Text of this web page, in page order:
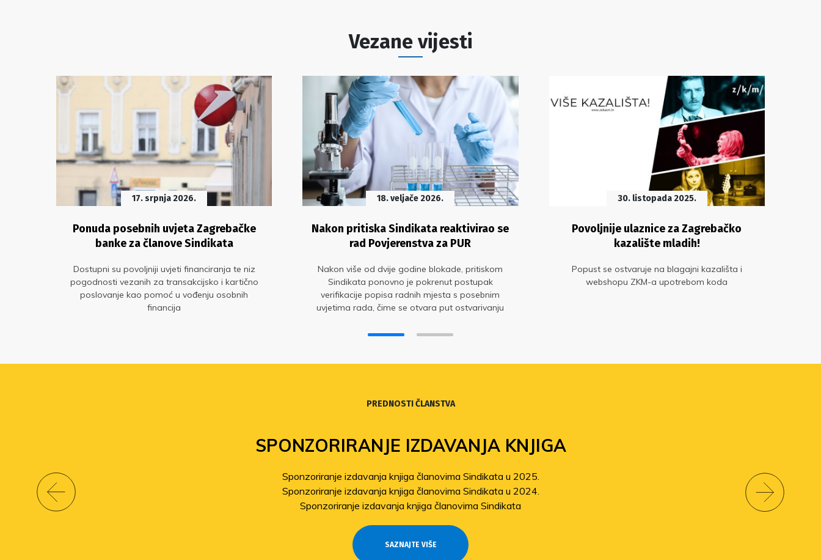
Vezane vijesti
17. srpnja 2026.
Ponuda posebnih uvjeta Zagrebačke
banke za članove Sindikata
Dostupni su povoljniji uvjeti financiranja te niz
pogodnosti vezanih za transakcijsko i kartično
poslovanje kao pomoć u vođenju osobnih
financija
18. veljače 2026.
Nakon pritiska Sindikata reaktivirao se
rad Povjerenstva za PUR
Nakon više od dvije godine blokade, pritiskom
Sindikata ponovno je pokrenut postupak
verifikacije popisa radnih mjesta s posebnim
uvjetima rada, čime se otvara put ostvarivanju
30. listopada 2025.
Povoljnije ulaznice za Zagrebačko
kazalište mladih!
Popust se ostvaruje na blagajni kazališta i
webshopu ZKM-a upotrebom koda
PREDNOSTI ČLANSTVA
SPONZORIRANJE IZDAVANJA KNJIGA
Sponzoriranje izdavanja knjiga članovima Sindikata u 2025.
Sponzoriranje izdavanja knjiga članovima Sindikata u 2024.
Sponzoriranje izdavanja knjiga članovima Sindikata
SAZNAJTE VIŠE